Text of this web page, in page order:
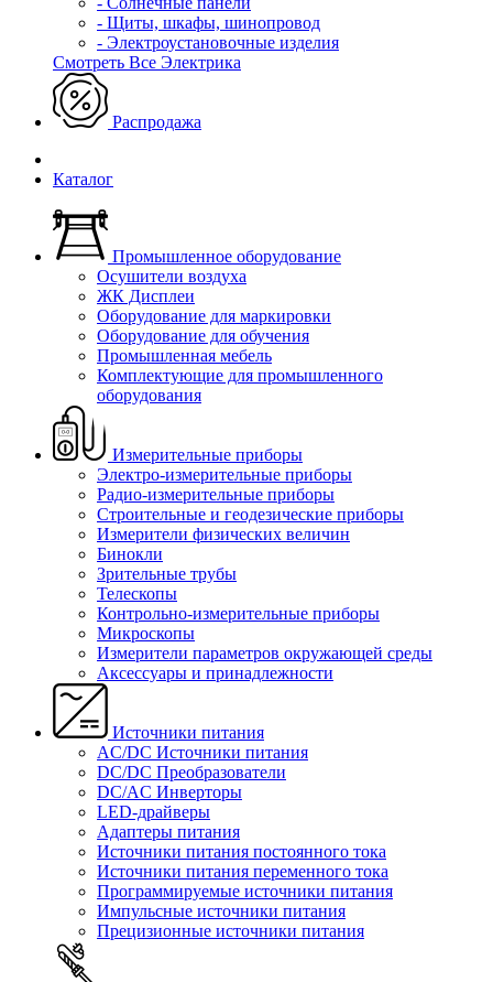
- Щиты, шкафы, шинопровод
- Электроустановочные изделия
Смотреть Все Электрика
Распродажа
Каталог
Промышленное оборудование
Осушители воздуха
ЖК Дисплеи
Оборудование для маркировки
Оборудование для обучения
Промышленная мебель
Комплектующие для промышленного
оборудования
Измерительные приборы
Электро-измерительные приборы
Радио-измерительные приборы
Строительные и геодезические приборы
Измерители физических величин
Бинокли
Зрительные трубы
Телескопы
Контрольно-измерительные приборы
Микроскопы
Измерители параметров окружающей среды
Аксессуары и принадлежности
Источники питания
AC/DC Источники питания
DC/DC Преобразователи
DC/AC Инверторы
LED-драйверы
Адаптеры питания
Источники питания постоянного тока
Источники питания переменного тока
Программируемые источники питания
Импульсные источники питания
Прецизионные источники питания